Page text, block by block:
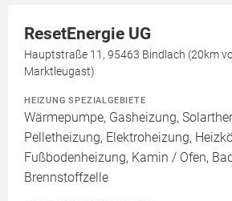
ResetEnergie UG
Hauptstraße 11, 95463 Bindlach (20km
Marktleugast)
HEIZUNG SPEZIALGEBIETE
Wärmepumpe, Gasheizung,
Pelletheizung, Elektroheizung,
Fußbodenheizung, Kamin / Ofen,
Brennstoffzelle